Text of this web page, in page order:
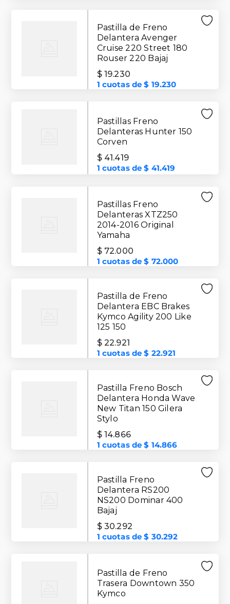
Pastilla de Freno
Delantera Avenger
Cruise 220 Street 180
Rouser 220 Bajaj
$ 19.230
1 cuotas de$ 19.230
Pastillas Freno
Delanteras Hunter 150
Corven
$ 41.419
1 cuotas de$ 41.419
Pastillas Freno
Delanteras XTZ250
2014-2016 Original
Yamaha
$ 72.000
1 cuotas de$ 72.000
Pastilla de Freno
Delantera EBC Brakes
Kymco Agility 200 Like
125 150
$ 22.921
1 cuotas de$ 22.921
Pastilla Freno Bosch
Delantera Honda Wave
New Titan 150 Gilera
Stylo
$ 14.866
1 cuotas de$ 14.866
Pastilla Freno
Delantera RS200
NS200 Dominar 400
Bajaj
$ 30.292
1 cuotas de$ 30.292
Pastilla de Freno
Trasera Downtown 350
Kymco